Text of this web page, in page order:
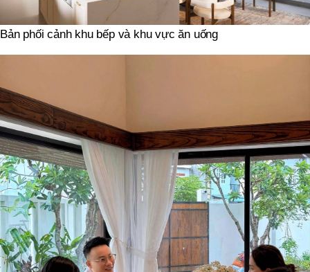
Bản phối cảnh khu bếp và khu vực ăn uống